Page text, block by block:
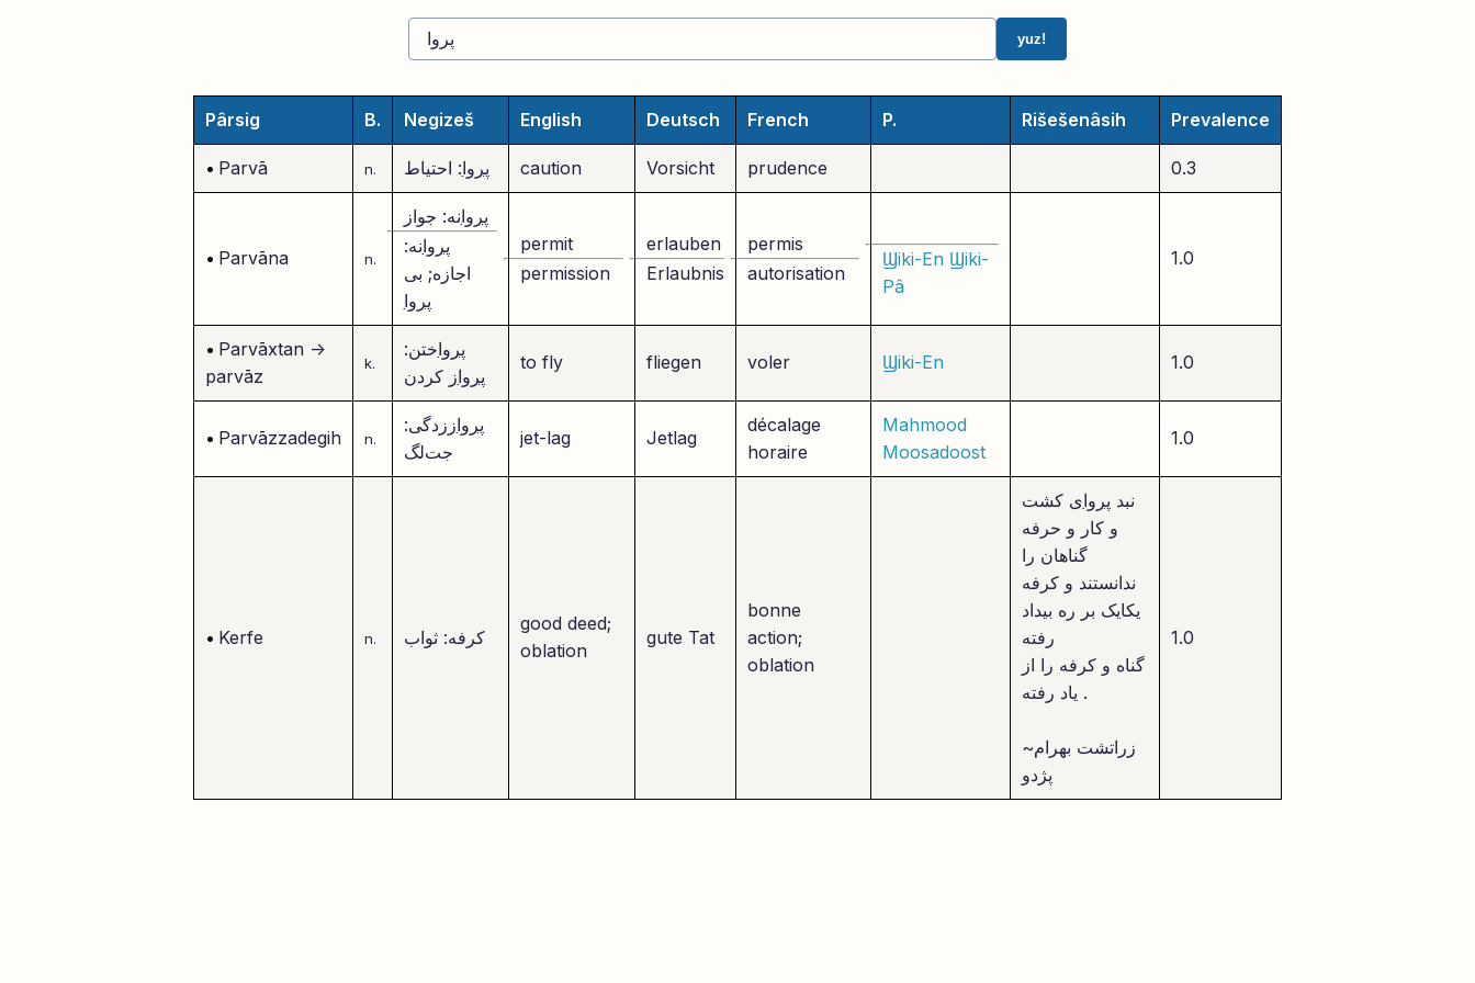
yuz!
Pârsig B. Negizeš English Deutsch French P. Rišešenâsih Prevalence
• Parvā n. پروا: احتیاط caution Vorsicht prudence 0.3
• Parvāna n.
پروانه: جواز
پروانه:
اجازه; بی
پروا
permit
permission
erlauben
Erlaubnis
permis
autorisation
Ϣiki-En Ϣiki-
Pâ
1.0
• Parvāxtan->
parvāz
k.
پرواختن:
پرواز کردن
to fly fliegen voler Ϣiki-En 1.0
• Parvāzzadegih n.
پرواززدگی:
جت‌لگ
jet-lag Jetlag
décalage
horaire
Mahmood
Moosadoost
1.0
• Kerfe n. کرفه: ثواب
good deed;
oblation
gute Tat
bonne
action;
oblation
نبد پروای کشت
و کار و حرفه
گناهان را
ندانستند و کرفه
یکایک بر ره بیداد
رفته
گناه و کرفه را از
یاد رفته .
~زراتشت بهرام
پژدو
1.0